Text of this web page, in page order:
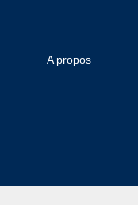
A propos